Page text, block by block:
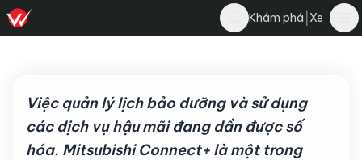
Khám phá Xe
8 tháng 7, 2026·2 phút đọc· 106
Bình luận
Việc quản lý lịch bảo dưỡng và sử dụng
các dịch vụ hậu mãi đang dần được số
hóa. Mitsubishi Connect+ là một trong